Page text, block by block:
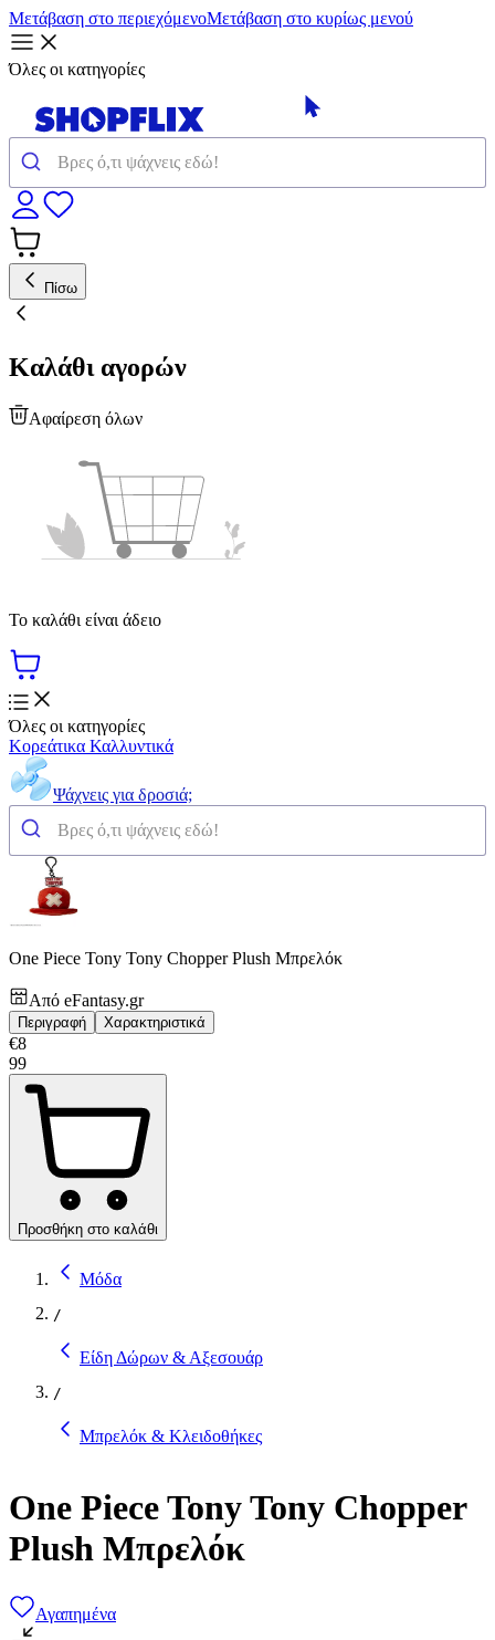
Μετάβαση στο περιεχόμενοΜετάβαση στο κυρίως μενού
Όλες οι κατηγορίες
Πίσω
Καλάθι αγορών
Αφαίρεση όλων
Το καλάθι είναι άδειο
Όλες οι κατηγορίες
Κορεάτικα Καλλυντικά
Ψάχνεις για δροσιά;
One Piece Tony Tony Chopper Plush Μπρελόκ
Από eFantasy.gr
Περιγραφή Χαρακτηριστικά
€8
99
Προσθήκη στο καλάθι
Μόδα
/
Είδη Δώρων & Αξεσουάρ
/
Μπρελόκ & Κλειδοθήκες
One Piece Tony Tony Chopper
Plush Μπρελόκ
Αγαπημένα